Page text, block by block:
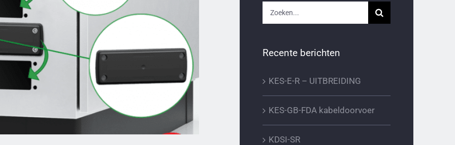
Blindplaten
Zoeken
Recente berichten
KES-E-R – UITBREIDING
KES-GB-FDA kabeldoorvoer
KDSI-SR